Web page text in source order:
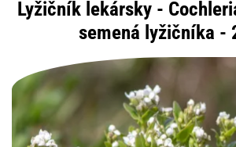
Lyžičník lekársky -
semená lyžičníka -